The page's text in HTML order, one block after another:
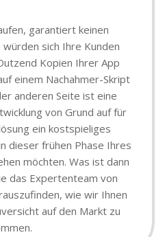
garantiert keinen
sich Ihre Kunden
Kopien Ihrer App
einem Nachahmer-Skript
anderen Seite ist eine
von Grund auf für
ein kostspieliges
dieser frühen Phase Ihres
möchten. Was ist dann
das Expertenteam von
wie wir Ihnen
auf den Markt zu